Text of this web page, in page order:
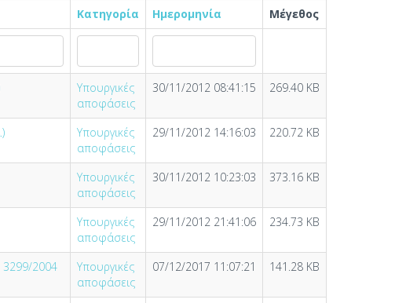
Κατηγορία Ημερομηνία Μέγεθος
Υπουργικές
αποφάσεις
30/11/2012 08:41:15 269.40 KB
Υπουργικές
αποφάσεις
29/11/2012 14:16:03 220.72 KB
Υπουργικές
αποφάσεις
30/11/2012 10:23:03 373.16 KB
Υπουργικές
αποφάσεις
29/11/2012 21:41:06 234.73 KB
3299/2004
Υπουργικές
αποφάσεις
07/12/2017 11:07:21 141.28 KB